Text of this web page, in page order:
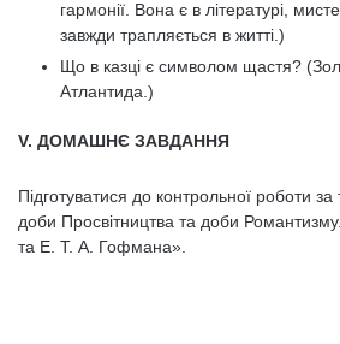
гармонії. Вона є в літературі,
завжди трапляється в житті.)
Що в казці є символом щастя?
Атлантида.)
V. ДОМАШНЄ ЗАВДАННЯ
Підготуватися до контрольної роботи
доби Просвітництва та доби
та Е. Т. А. Гофмана».